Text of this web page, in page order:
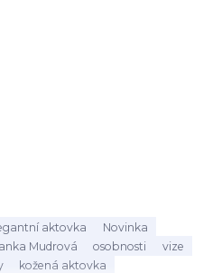
aktovka
Novinka
Mudrová osobnosti
vize
kožená aktovka